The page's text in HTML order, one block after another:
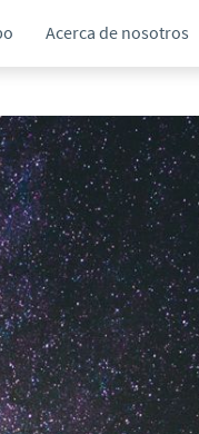
Acerca de nosotros